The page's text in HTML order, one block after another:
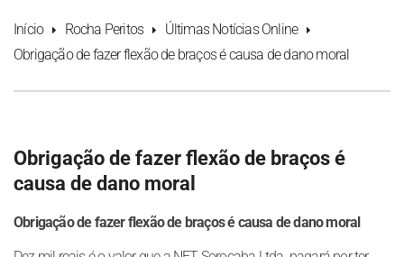
Início Rocha Peritos
Últimas Notícias Online
Obrigação de fazer flexão de braços é causa de dano moral
Obrigação de fazer flexão de braços é
causa de dano moral
Obrigação de fazer flexão de braços é causa de dano moral